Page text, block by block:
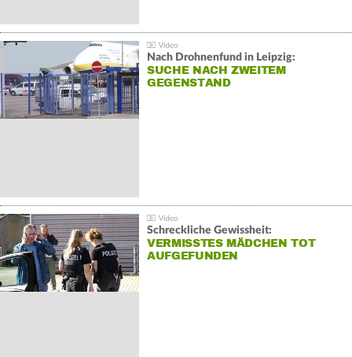
Nach Drohnenfund in Leipzig:
SUCHE NACH ZWEITEM
GEGENSTAND
Schreckliche Gewissheit:
VERMISSTES MÄDCHEN TOT
AUFGEFUNDEN